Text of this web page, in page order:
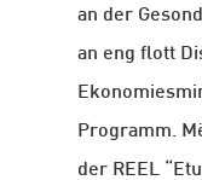
an der
an eng flott
Programm.
der REEL